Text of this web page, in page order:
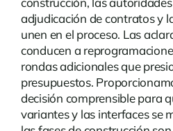
adjudicación de contratos y
unen en el proceso. Las
conducen a
rondas adicionales que
presupuestos.
decisión comprensible para
variantes y las interfaces se